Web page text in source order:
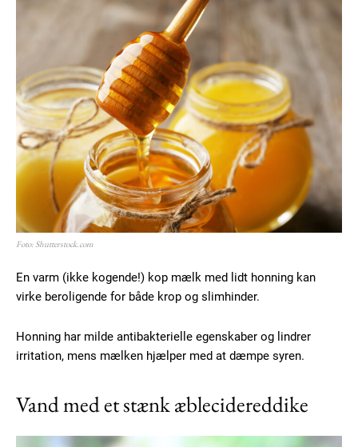
Foto: Shutterstock.com
En varm (ikke kogende!) kop mælk med lidt honning kan
virke beroligende for både krop og slimhinder.
Honning har milde antibakterielle egenskaber og lindrer
irritation, mens mælken hjælper med at dæmpe syren.
Vand med et stænk æblecidereddike